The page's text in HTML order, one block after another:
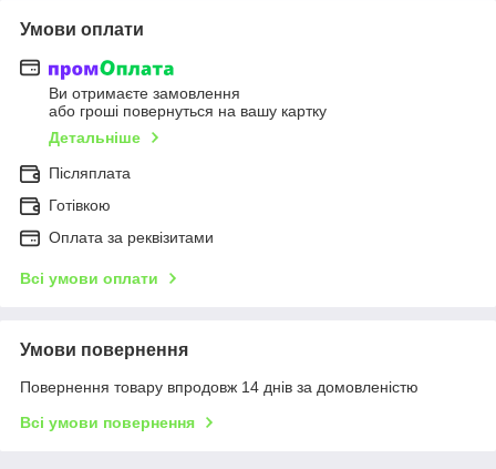
Умови оплати
Ви отримаєте замовлення
або гроші повернуться на вашу картку
Детальніше
Післяплата
Готівкою
Оплата за реквізитами
Всі умови оплати
Умови повернення
Повернення товару впродовж 14 днів за домовленістю
Всі умови повернення